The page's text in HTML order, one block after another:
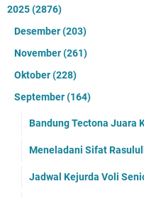
2025(2876)
Desember(203)
November(261)
Oktober(228)
September(164)
Bandung Tectona Juara
Meneladani Sifat
Jadwal Kejurda Voli